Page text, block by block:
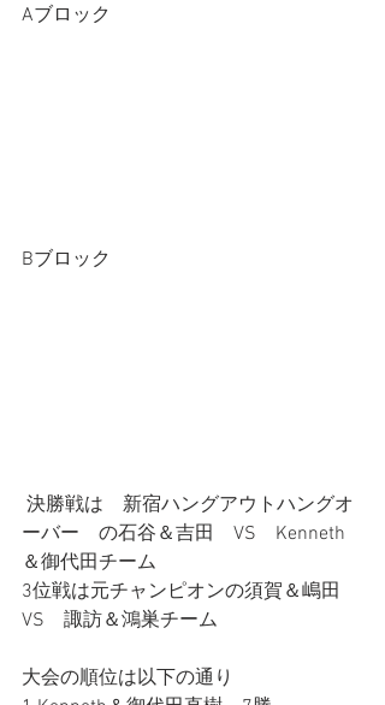
Aブロック
Bブロック
ーバー　の石谷＆吉田　VS　Kenneth
＆御代田チーム
3位戦は元チャンピオンの須賀＆嶋田
VS　諏訪＆鴻巣チーム
大会の順位は以下の通り